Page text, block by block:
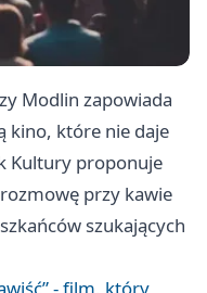
Modlin zapowiada
kino, które nie daje
Kultury proponuje
przy kawie
szukających